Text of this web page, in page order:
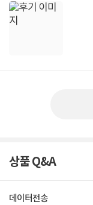
상품 Q&A
데이터전송